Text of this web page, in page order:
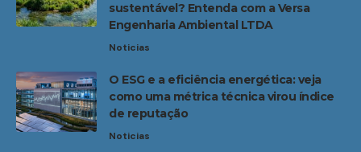
sustentável? Entenda com a Versa
Engenharia Ambiental LTDA
Noticias
O ESG e a eficiência energética: veja
como uma métrica técnica virou índice
de reputação
Noticias